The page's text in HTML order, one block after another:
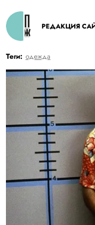
РЕДАКЦИЯ
Теги: одежда